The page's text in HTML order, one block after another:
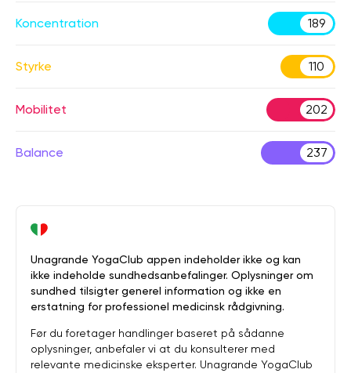
Koncentration 189
Styrke 110
Mobilitet 202
Balance 237
Unagrande YogaClub appen indeholder ikke og kan
ikke indeholde sundhedsanbefalinger. Oplysninger om
sundhed tilsigter generel information og ikke en
erstatning for professionel medicinsk rådgivning.
Før du foretager handlinger baseret på sådanne
oplysninger, anbefaler vi at du konsulterer med
relevante medicinske eksperter. Unagrande YogaClub